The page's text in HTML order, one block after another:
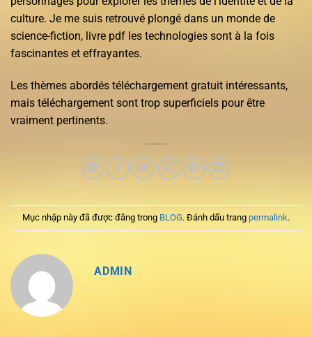
culture. Je me suis retrouvé plongé dans un monde de
science-fiction, livre pdf les technologies sont à la fois
fascinantes et effrayantes.
Les thèmes abordés téléchargement gratuit intéressants,
mais téléchargement sont trop superficiels pour être
vraiment pertinents.
Mục nhập này đã được đăng trong BLOG. Đánh dấu trang permalink.
ADMIN